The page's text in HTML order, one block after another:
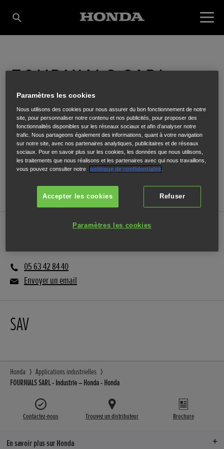
FOURNIALS SARL
11 BOULEVARD DOCTEUR PONTIER,GRAULHET,81300
ITINÉRAIRE
SITE INTERNET
05 63 42 84 40
Envoyer un email
SAV
Honda
Applications industrielles
FOURNIALS SARL - Industrie – Honda - Honda
Contactez-nous Trouvez un distributeur Brochure
En savoir plus sur Honda
Paramètres les cookies
Nous utilisons des cookies pour nous assurer du bon fonctionnement de notre
site, pour personnaliser notre contenu et nos publicités, pour proposer des
fonctionnalités disponibles sur les réseaux sociaux et afin d’analyser notre
trafic. Nous partageons également des informations, quant à votre navigation
sur notre site, avec nos partenaires analytiques, publicitaires et de réseaux
sociaux. Pour en savoir plus sur les cookies, les données que nous utilisons,
les traitements que nous réalisons et les partenaires avec qui nous travaillons,
vous pouvez consulter notre
politique de confidentialité
Refuser
Accepter les cookies
Paramètres les cookies